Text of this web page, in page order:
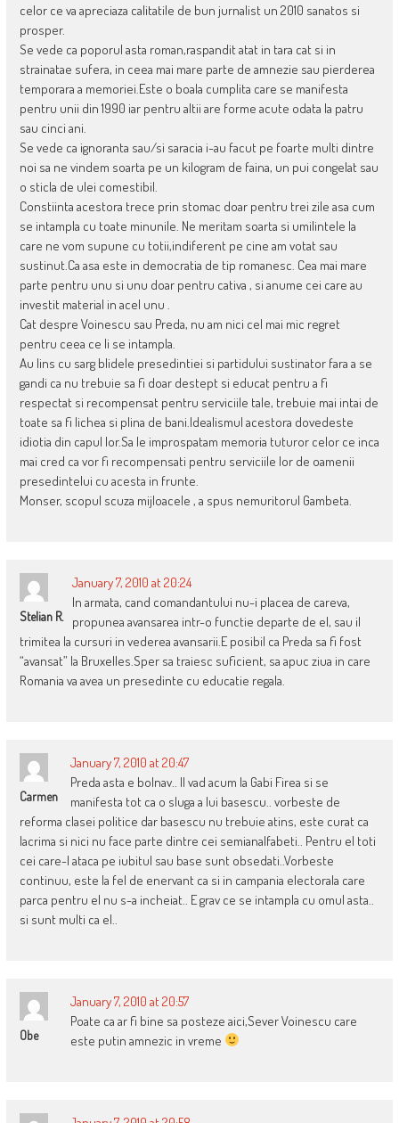
celor ce va apreciaza calitatile de bun jurnalist un 2010 sanatos si
prosper.
Se vede ca poporul asta roman,raspandit atat in tara cat si in
strainatae sufera, in ceea mai mare parte de amnezie sau pierderea
temporara a memoriei.Este o boala cumplita care se manifesta
pentru unii din 1990 iar pentru altii are forme acute odata la patru
sau cinci ani.
Se vede ca ignoranta sau/si saracia i-au facut pe foarte multi dintre
noi sa ne vindem soarta pe un kilogram de faina, un pui congelat sau
o sticla de ulei comestibil.
Constiinta acestora trece prin stomac doar pentru trei zile asa cum
se intampla cu toate minunile. Ne meritam soarta si umilintele la
care ne vom supune cu totii,indiferent pe cine am votat sau
sustinut.Ca asa este in democratia de tip romanesc. Cea mai mare
parte pentru unu si unu doar pentru cativa , si anume cei care au
investit material in acel unu .
Cat despre Voinescu sau Preda, nu am nici cel mai mic regret
pentru ceea ce li se intampla.
Au lins cu sarg blidele presedintiei si partidului sustinator fara a se
gandi ca nu trebuie sa fi doar destept si educat pentru a fi
respectat si recompensat pentru serviciile tale, trebuie mai intai de
toate sa fi lichea si plina de bani.Idealismul acestora dovedeste
idiotia din capul lor.Sa le improspatam memoria tuturor celor ce inca
mai cred ca vor fi recompensati pentru serviciile lor de oamenii
presedintelui cu acesta in frunte.
Monser, scopul scuza mijloacele , a spus nemuritorul Gambeta.
Stelian R.
January 7, 2010 at 20:24
In armata, cand comandantului nu-i placea de careva,
propunea avansarea intr-o functie departe de el, sau il
trimitea la cursuri in vederea avansarii.E posibil ca Preda sa fi fost
“avansat” la Bruxelles.Sper sa traiesc suficient, sa apuc ziua in care
Romania va avea un presedinte cu educatie regala.
Carmen
January 7, 2010 at 20:47
Preda asta e bolnav.. Il vad acum la Gabi Firea si se
manifesta tot ca o sluga a lui basescu.. vorbeste de
reforma clasei politice dar basescu nu trebuie atins, este curat ca
lacrima si nici nu face parte dintre cei semianalfabeti.. Pentru el toti
cei care-l ataca pe iubitul sau base sunt obsedati..Vorbeste
continuu, este la fel de enervant ca si in campania electorala care
parca pentru el nu s-a incheiat.. E grav ce se intampla cu omul asta..
si sunt multi ca el..
Obe
January 7, 2010 at 20:57
Poate ca ar fi bine sa posteze aici,Sever Voinescu care
este putin amnezic in vreme